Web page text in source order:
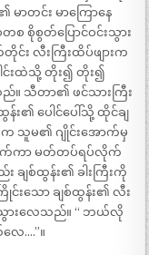
ာတင်း မာကြောနေ
စိုစွတ်ပြောင်ဝင်းသွား
လီးကြီးထိပ်ဖျားက
င်းထဲသို့ တိုး၍ တိုး၍
။ သီတာ၏ ဖင်သားကြီး
း၏ ပေါင်ပေါ်သို့ ထိုင်ချ
သူမ၏ ဂျိုင်းအောက်မှ
ကာ မတ်တပ်ရပ်လိုက်
ျစ်ထွန်း၏ ခါးကြီးကို
းသော ချစ်ထွန်း၏ လီး
ါသွားလေသည်။ “ ဘယ်လို
ေ….”။